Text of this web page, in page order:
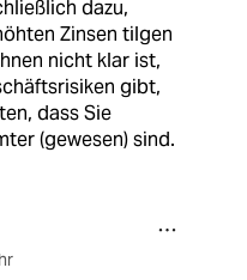
dazu,
Zinsen tilgen
nicht klar ist,
gibt,
dass Sie
(gewesen) sind.